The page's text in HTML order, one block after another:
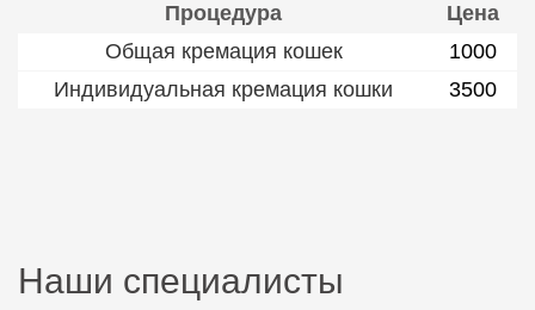
Процедура
Цена
Общая кремация кошек
1000
Индивидуальная кремация кошки
3500
Наши специалисты